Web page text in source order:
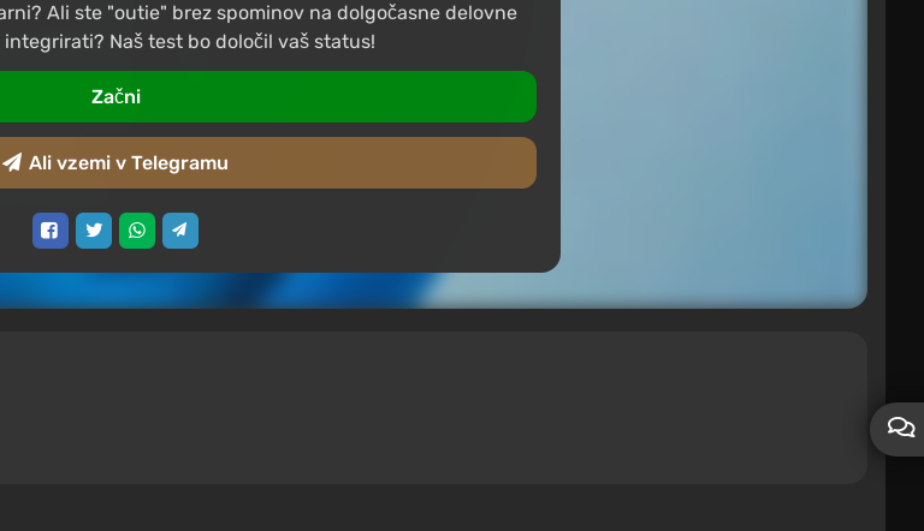
Ali ste "outie" brez spominov na dolgočasne delovne
Naš test bo določil vaš status!
Začni
Ali vzemi v Telegramu